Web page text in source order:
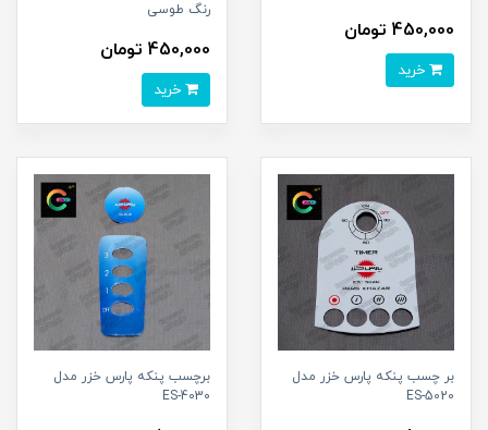
450,000 تومان
رنگ طوسی
450,000 تومان
بر چسب پنکه پارس خزر مدل
ES-5020
برچسب پنکه پارس خزر مدل
ES-4030